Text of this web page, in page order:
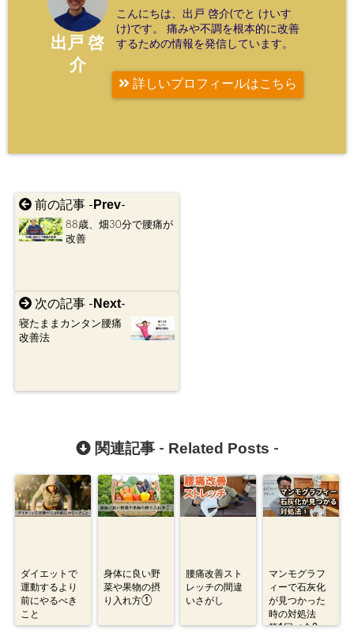
出戸 啓
介
こんにちは、出戸 啓介(でと けいす
け)です。 痛みや不調を根本的に改善
するための情報を発信しています。
詳しいプロフィールはこちら
前の記事 - Prev-
88歳、畑30分で腰痛が
改善
次の記事 - Next-
寝たままカンタン腰痛
改善法
関連記事 - Related Posts -
ダイエットで
運動するより
前にやるべき
こと
身体に良い野
菜や果物の摂
り入れ方①
腰痛改善スト
レッチの間違
いさがし
マンモグラフ
ィーで石灰化
が見つかった
時の対処法
第1回（全2